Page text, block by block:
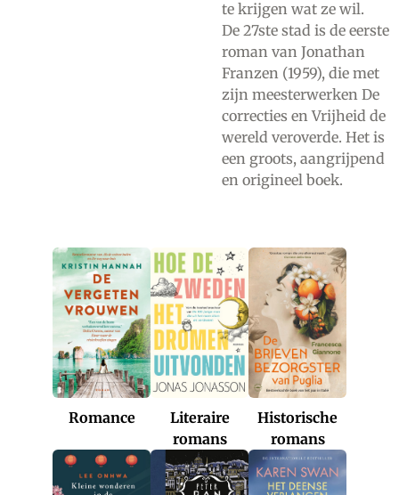
te krijgen wat ze wil.
De 27ste stad is de eerste
roman van Jonathan
Franzen (1959), die met
zijn meesterwerken De
correcties en Vrijheid de
wereld veroverde. Het is
een groots, aangrijpend
en origineel boek.
Romance
Literaire
romans
Historische
romans